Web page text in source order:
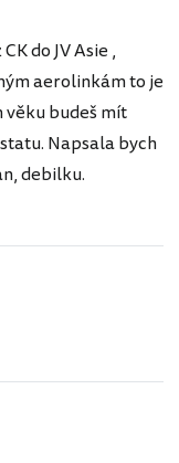
do JV Asie ,
aerolinkám to je
věku budeš mít
Napsala bych
debilku.